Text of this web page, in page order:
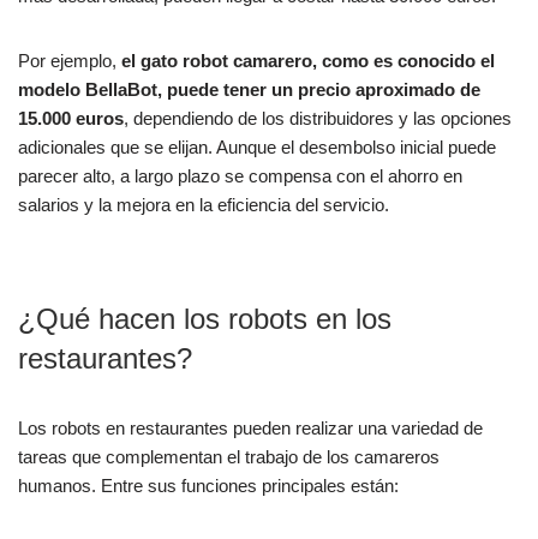
Por ejemplo, el gato robot camarero, como es conocido el
modelo BellaBot, puede tener un precio aproximado de
15.000 euros, dependiendo de los distribuidores y las opciones
adicionales que se elijan. Aunque el desembolso inicial puede
parecer alto, a largo plazo se compensa con el ahorro en
salarios y la mejora en la eficiencia del servicio.
¿Qué hacen los robots en los
restaurantes?
Los robots en restaurantes pueden realizar una variedad de
tareas que complementan el trabajo de los camareros
humanos. Entre sus funciones principales están: